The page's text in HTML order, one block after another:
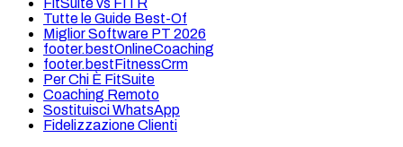
FitSuite vs FITR
Tutte le Guide Best-Of
Miglior Software PT 2026
footer.bestOnlineCoaching
footer.bestFitnessCrm
Per Chi È FitSuite
Coaching Remoto
Sostituisci WhatsApp
Fidelizzazione Clienti